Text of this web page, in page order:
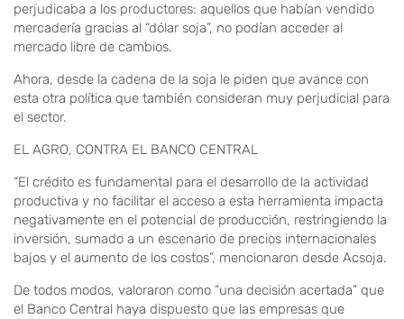
perjudicaba a los productores: aquellos que habían vendido
mercadería gracias al “dólar soja”, no podían acceder al
mercado libre de cambios.
Ahora, desde la cadena de la soja le piden que avance con
esta otra política que también consideran muy perjudicial para
el sector.
EL AGRO, CONTRA EL BANCO CENTRAL
“El crédito es fundamental para el desarrollo de la actividad
productiva y no facilitar el acceso a esta herramienta impacta
negativamente en el potencial de producción, restringiendo la
inversión, sumado a un escenario de precios internacionales
bajos y el aumento de los costos”, mencionaron desde Acsoja.
De todos modos, valoraron como “una decisión acertada” que
el Banco Central haya dispuesto que las empresas que